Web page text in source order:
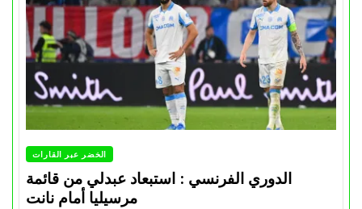
الخضر عبر القارات
الدوري الفرنسي : استبعاد عبدلي من قائمة
مرسيليا أمام نانت